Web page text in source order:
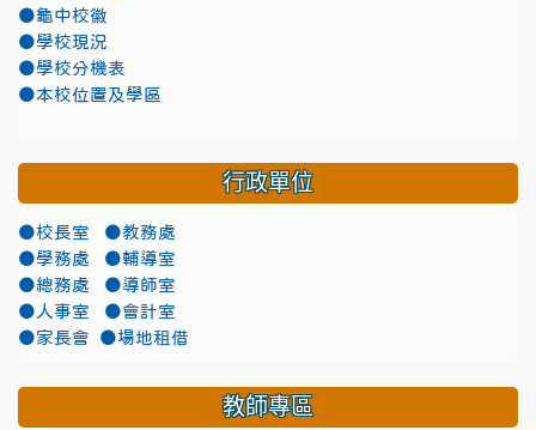
●龜中校徽
●學校現況
●學校分機表
●本校位置及學區
行政單位
●校長室
●教務處
●學務處
●輔導室
●總務處
●導師室
●人事室
●會計室
●家長會
●場地租借
教師專區